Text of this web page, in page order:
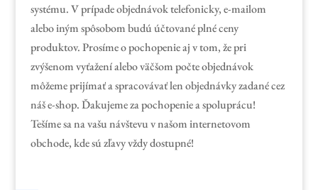
systému. V prípade objednávok telefonicky, e-mailom
alebo iným spôsobom budú účtované plné ceny
produktov. Prosíme o pochopenie aj v tom, že pri
zvýšenom vyťažení alebo väčšom počte objednávok
môžeme prijímať a spracovávať len objednávky zadané cez
náš e-shop. Ďakujeme za pochopenie a spoluprácu!
Tešíme sa na vašu návštevu v našom internetovom
obchode, kde sú zľavy vždy dostupné!